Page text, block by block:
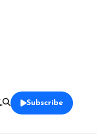
Subscribe